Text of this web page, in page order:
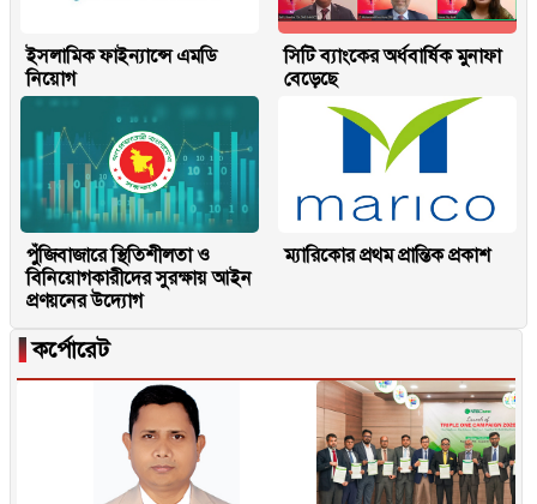
ইসলামিক ফাইন্যান্সে এমডি
নিয়োগ
সিটি ব্যাংকের অর্ধবার্ষিক মুনাফা
বেড়েছে
পুঁজিবাজারে স্থিতিশীলতা ও
বিনিয়োগকারীদের সুরক্ষায় আইন
প্রণয়নের উদ্যোগ
ম্যারিকোর প্রথম প্রান্তিক প্রকাশ
▐কর্পোরেট